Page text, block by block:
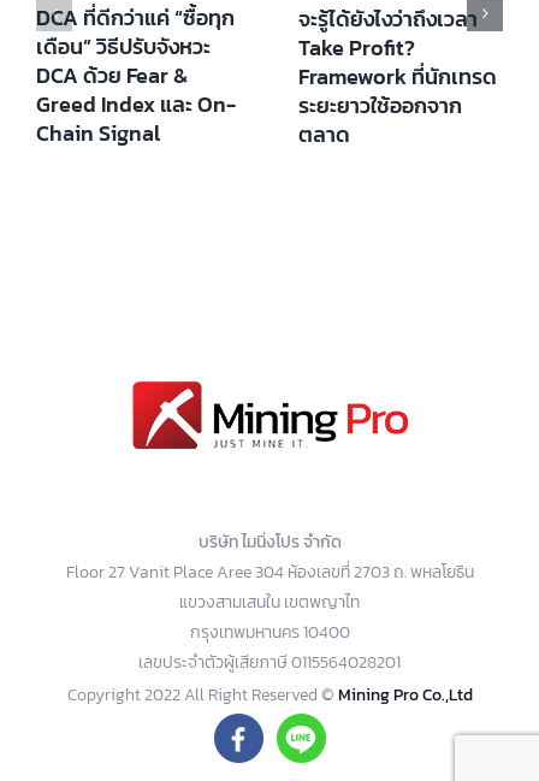
DCA ที่ดีกว่าแค่ “ซื้อทุก
เดือน” วิธีปรับจังหวะ
DCA ด้วย Fear &
Greed Index และ On-
Chain Signal
จะรู้ได้ยังไงว่าถึงเวลา
Take Profit?
Framework ที่นักเทรด
ระยะยาวใช้ออกจาก
ตลาด
บริษัท ไมนิ่งโปร จำกัด
Floor 27 Vanit Place Aree 304 ห้องเลขที่ 2703 ถ. พหลโยธิน
แขวงสามเสนใน เขตพญาไท
กรุงเทพมหานคร 10400
เลขประจำตัวผู้เสียภาษี 0115564028201
Copyright 2022 All Right Reserved ©Mining Pro Co.,Ltd